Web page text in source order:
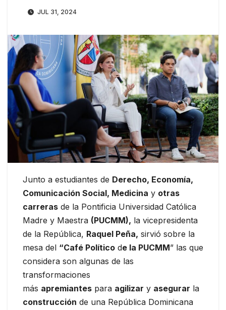
JUL 31, 2024
Junto a estudiantes de Derecho, Economía,
Comunicación Social, Medicina y otras
carreras de la Pontificia Universidad Católica
Madre y Maestra (PUCMM), la vicepresidenta
de la República, Raquel Peña, sirvió sobre la
mesa del “Café Político de la PUCMM” las que
considera son algunas de las
transformaciones
más apremiantes para agilizar y asegurar la
construcción de una República Dominicana